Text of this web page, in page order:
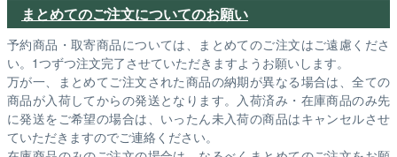
まとめてのご注文についてのお願い
予約商品・取寄商品については、まとめてのご注文はご遠慮くださ
い。1つずつ注文完了させていただきますようお願いします。
万が一、まとめてご注文された商品の納期が異なる場合は、全ての
商品が入荷してからの発送となります。入荷済み・在庫商品のみ先
に発送をご希望の場合は、いったん未入荷の商品はキャンセルさせ
ていただきますのでご連絡ください。